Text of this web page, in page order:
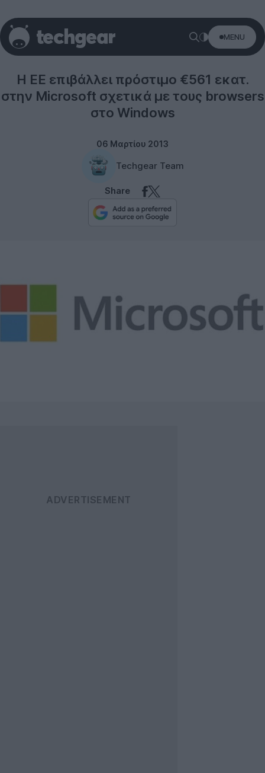
MENU
H EE επιβάλλει πρόστιμο €561 εκατ.
στην Microsoft σχετικά με τους browsers
στο Windows
06 Μαρτίου 2013
Techgear Team
Share